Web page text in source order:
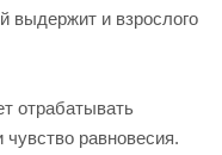
выдержит и взрослого
отрабатывать
равновесия.